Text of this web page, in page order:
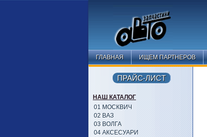
ГЛАВНАЯ ИЩЕМ ПАРТНЕРОВ
ПРАЙС-ЛИСТ
НАШ КАТАЛОГ
01 МОСКВИЧ
02 ВАЗ
03 ВОЛГА
04 АКСЕСУАРИ